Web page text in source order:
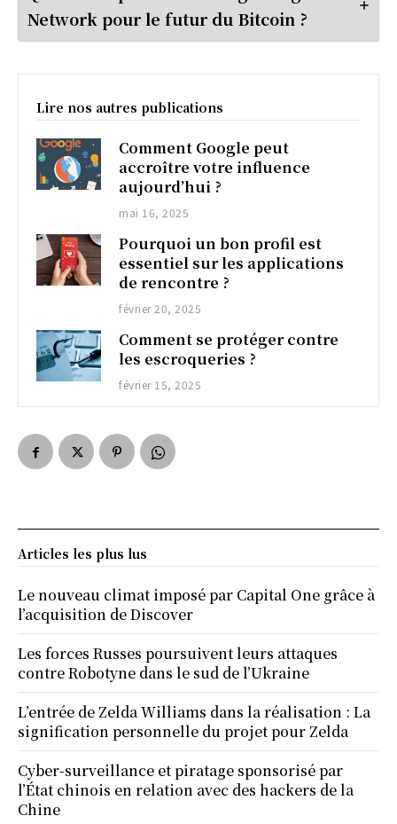
Network pour le futur du Bitcoin ?
Lire nos autres publications
Comment Google peut
accroître votre influence
aujourd’hui ?
mai 16, 2025
Pourquoi un bon profil est
essentiel sur les applications
de rencontre ?
février 20, 2025
Comment se protéger contre
les escroqueries ?
février 15, 2025
Articles les plus lus
Le nouveau climat imposé par Capital One grâce à
l’acquisition de Discover
Les forces Russes poursuivent leurs attaques
contre Robotyne dans le sud de l’Ukraine
L’entrée de Zelda Williams dans la réalisation : La
signification personnelle du projet pour Zelda
Cyber-surveillance et piratage sponsorisé par
l’État chinois en relation avec des hackers de la
Chine